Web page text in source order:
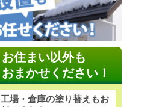
お住まい以外も
おまかせください！
工場・倉庫の塗り替えもお